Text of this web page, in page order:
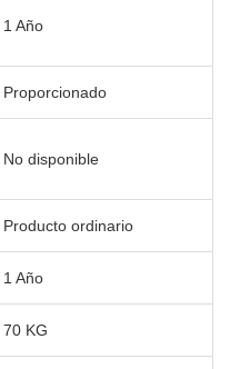
1 Año
Proporcionado
No disponible
Producto ordinario
1 Año
70 KG